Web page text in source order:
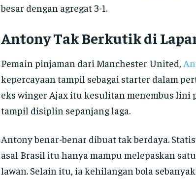
besar dengan agregat 3-1.
Antony Tak Berkutik di
Pemain pinjaman dari Manchester United,
kepercayaan tampil sebagai starter dalam
eks winger Ajax itu kesulitan menembus lini
tampil disiplin sepanjang laga.
Antony benar-benar dibuat tak berdaya.
asal Brasil itu hanya mampu melepaskan
lawan. Selain itu, ia kehilangan bola